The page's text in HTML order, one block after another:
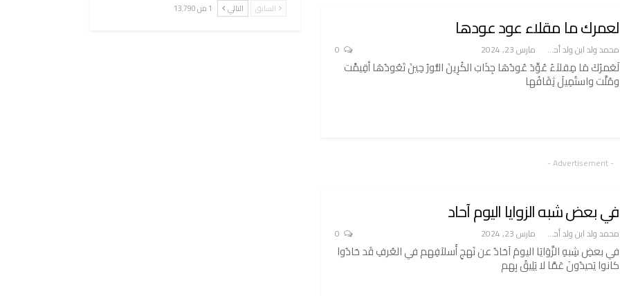
لعمرك ما مقلاء عود عودها
محمد ولد ابن ولد أحميدا مارس 23, 2024
لَعَمرُكَ مَا مِقلاَءُ عُوِّدَ عُودُهَا جِذَابَ الكُرِينَ النُّورُ حِينَ تَعُودُهَا أقِيمًَت
ومُلَّت واستُمِيلَ ثِقَافُها
- Advertisement -
في بعض شبه الزوايا اليوم آحاد
محمد ولد ابن ولد أحميدا مارس 23, 2024
في بعضِ شِبهِ الزَّوَايَا اليومَ آحَادُ عن نَهجِ أَسلاَفِهم في العُرفِ قَد حَادُوا
كانوا يَحيدُونَ عَمَّا لا يَلِيقُ بِهم
السابق التالي 1 من 13٬790